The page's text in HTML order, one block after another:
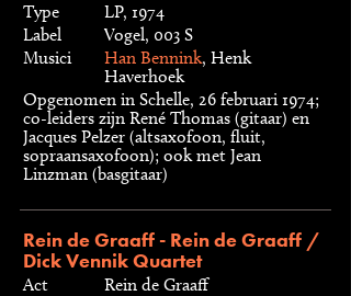
Type
LP, 1974
Label
Vogel, 003 S
Musici
Han Bennink, Henk
Haverhoek
Opgenomen in Schelle, 26 februari 1974;
co-leiders zijn René Thomas (gitaar) en
Jacques Pelzer (altsaxofoon, fluit,
sopraansaxofoon); ook met Jean
Linzman (basgitaar)
Rein de Graaff - Rein de Graaff /
Dick Vennik Quartet
Act
Rein de Graaff